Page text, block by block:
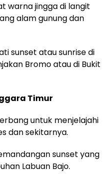
warna jingga di langit
alam gunung dan
sunset atau sunrise di
Bromo atau di Bukit
Timur
untuk menjelajahi
dan sekitarnya.
sunset yang
Labuan Bajo.